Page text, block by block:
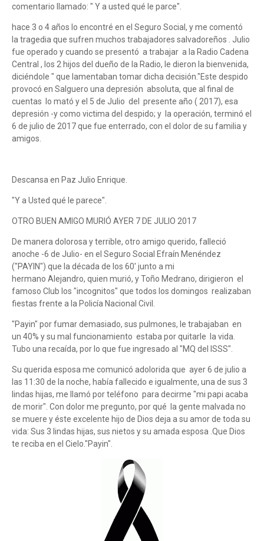
comentario llamado: " Y a usted qué le parce".
hace 3 o 4 años lo encontré en el Seguro Social, y me comentó
la tragedia que sufren muchos trabajadores salvadoreños . Julio
fue operado y cuando se presentó a trabajar a la Radio Cadena
Central , los 2 hijos del dueño de la Radio, le dieron la bienvenida,
diciéndole " que lamentaban tomar dicha decisión."Este despido
provocó en Salguero una depresión absoluta, que al final de
cuentas lo mató y el 5 de Julio del presente año ( 2017), esa
depresión -y como victima del despido; y la operación, terminó el
6 de julio de 2017 que fue enterrado, con el dolor de su familia y
amigos.
Descansa en Paz Julio Enrique.
"Y a Usted qué le parece".
OTRO BUEN AMIGO MURIÓ AYER 7 DE JULIO 2017
De manera dolorosa y terrible, otro amigo querido, falleció
anoche -6 de Julio- en el Seguro Social Efraín Menéndez
("PAYIN") que la década de los 60' junto a mi
hermano Alejandro, quien murió, y Toño Medrano, dirigieron el
famoso Club los "incognitos" que todos los domingos realizaban
fiestas frente a la Policía Nacional Civil.
"Payin" por fumar demasiado, sus pulmones, le trabajaban en
un 40% y su mal funcionamiento estaba por quitarle la vida.
Tubo una recaída, por lo que fue ingresado al "MQ del ISSS".
Su querida esposa me comunicó adolorida que ayer 6 de julio a
las 11:30 de la noche, había fallecido e igualmente, una de sus 3
lindas hijas, me llamó por teléfono para decirme "mi papi acaba
de morir". Con dolor me pregunto, por qué la gente malvada no
se muere y éste excelente hijo de Dios deja a su amor de toda su
vida: Sus 3 lindas hijas, sus nietos y su amada esposa .Que Dios
te reciba en el Cielo."Payin".